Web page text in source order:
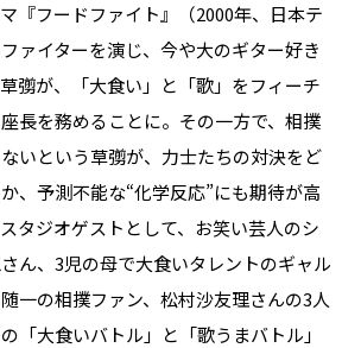
『フードファイト』（2000年、日本テ
ァイターを演じ、今や大のギター好き
彅が、「大食い」と「歌」をフィーチ
長を務めることに。その一方で、相撲
いという草彅が、力士たちの対決をど
、予測不能な“化学反応”にも期待が高
タジオゲストとして、お笑い芸人のシ
ん、3児の母で大食いタレントのギャル
一の相撲ファン、松村沙友理さんの3人
「大食いバトル」と「歌うまバトル」